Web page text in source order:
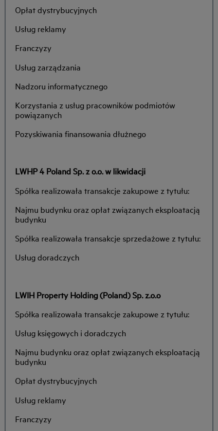
Opłat dystrybucyjnych
Usług reklamy
Franczyzy
Usług zarządzania
Nadzoru informatycznego
Korzystania z usług pracowników podmiotów
powiązanych
Pozyskiwania finansowania dłużnego
LWHP 4 Poland Sp. z o.o. w likwidacji
Spółka realizowała transakcje zakupowe z tytułu:
Najmu budynku oraz opłat związanych eksploatacją
budynku
Spółka realizowała transakcje sprzedażowe z tytułu:
Usług doradczych
LWIH Property Holding (Poland) Sp. z.o.o
Spółka realizowała transakcje zakupowe z tytułu:
Usług księgowych i doradczych
Najmu budynku oraz opłat związanych eksploatacją
budynku
Opłat dystrybucyjnych
Usług reklamy
Franczyzy